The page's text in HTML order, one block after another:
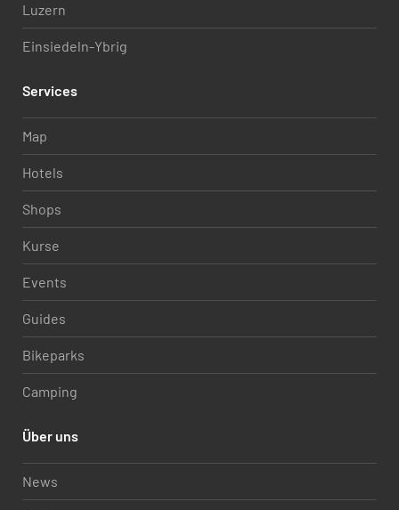
Luzern
Einsiedeln-Ybrig
Services
Map
Hotels
Shops
Kurse
Events
Guides
Bikeparks
Camping
Über uns
News